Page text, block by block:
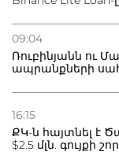
09:04
Ռուբինյանն ու
ապրանքների
16:15
ՔԿ-ն հայտնել է
$2.5 մլն. գույքի